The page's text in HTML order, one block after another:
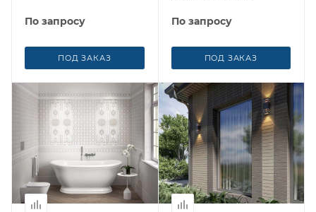
По запросу
ПОД ЗАКАЗ
По запросу
ПОД ЗАКАЗ